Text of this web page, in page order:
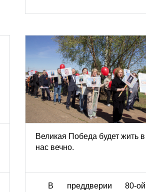
Великая Победа будет жить в
нас вечно.
В преддверии 80-ой